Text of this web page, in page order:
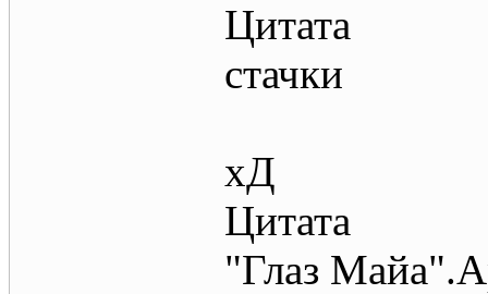
Цитата
стачки
хД
Цитата
"Глаз